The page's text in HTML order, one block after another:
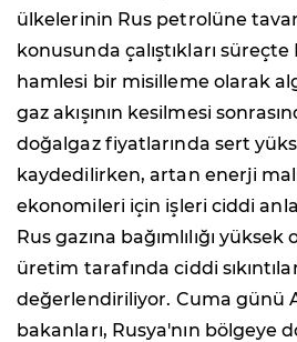
ülkelerinin Rus petrolüne
konusunda çalıştıkları süreçte
hamlesi bir misilleme olarak
gaz akışının kesilmesi
doğalgaz fiyatlarında sert
kaydedilirken, artan enerji
ekonomileri için işleri ciddi
Rus gazına bağımlılığı
üretim tarafında ciddi
değerlendiriliyor. Cuma günü
bakanları, Rusya'nın bölgeye